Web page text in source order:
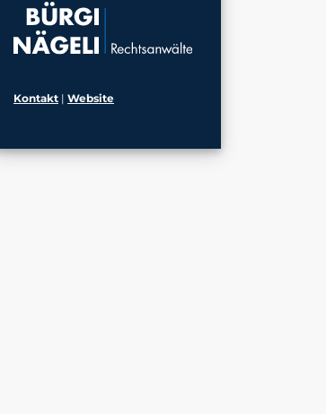
Kontakt | Website